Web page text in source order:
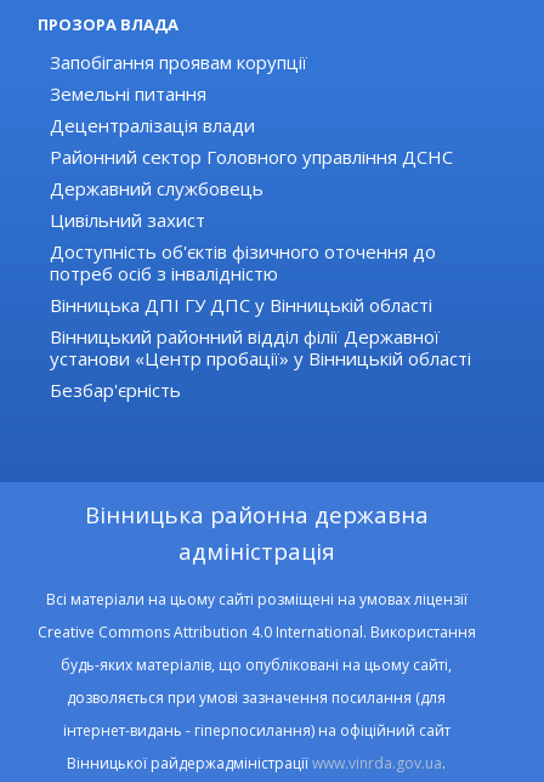
ПРОЗОРА ВЛАДА
Запобігання проявам корупції
Земельні питання
Децентралізація влади
Районний сектор Головного управління ДСНС
Державний службовець
Цивільний захист
Доступність об'єктів фізичного оточення до
потреб осіб з інвалідністю
Вінницька ДПІ ГУ ДПС у Вінницькій області
Вінницький районний відділ філії Державної
установи «Центр пробації» у Вінницькій області
Безбар'єрність
Вінницька районна державна
адміністрація
Всі матеріали на цьому сайті розміщені на умовах ліцензії
Creative Commons Attribution 4.0 International. Використання
будь-яких матеріалів, що опубліковані на цьому сайті,
дозволяється при умові зазначення посилання (для
інтернет-видань - гіперпосилання) на офіційний сайт
Вінницької райдержадміністраціїwww.vinrda.gov.ua.